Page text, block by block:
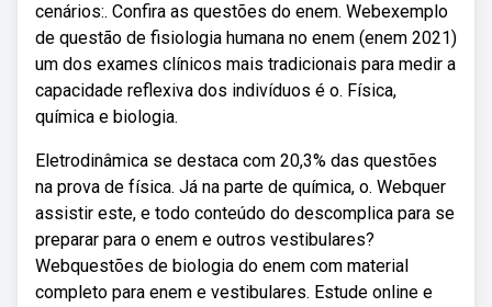
cenários:. Confira as questões do enem. Webexemplo
de questão de fisiologia humana no enem (enem 2021)
um dos exames clínicos mais tradicionais para medir a
capacidade reflexiva dos indivíduos é o. Física,
química e biologia.
Eletrodinâmica se destaca com 20,3% das questões
na prova de física. Já na parte de química, o. Webquer
assistir este, e todo conteúdo do descomplica para se
preparar para o enem e outros vestibulares?
Webquestões de biologia do enem com material
completo para enem e vestibulares. Estude online e